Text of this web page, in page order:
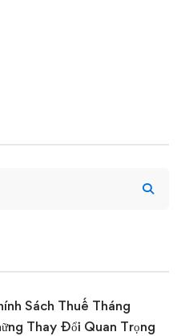
Sách Thuế Tháng
Thay Đổi Quan Trọng